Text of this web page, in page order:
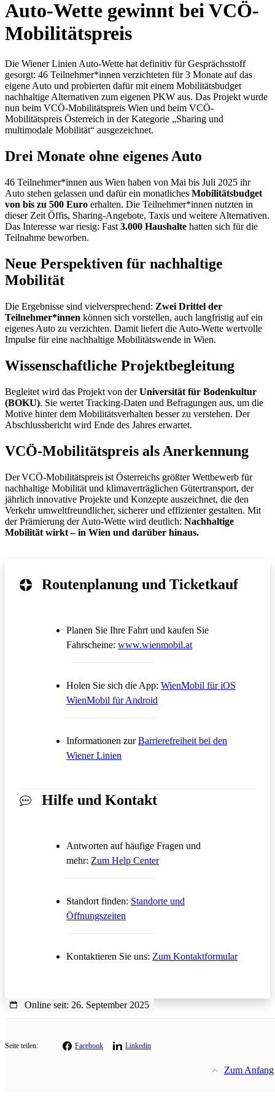
Auto-Wette gewinnt bei VCÖ-
Mobilitätspreis
Die Wiener Linien Auto-Wette hat definitiv für Gesprächsstoff
gesorgt: 46 Teilnehmer*innen verzichteten für 3 Monate auf das
eigene Auto und probierten dafür mit einem Mobilitätsbudget
nachhaltige Alternativen zum eigenen PKW aus. Das Projekt wurde
nun beim VCÖ-Mobilitätspreis Wien und beim VCÖ-
Mobilitätspreis Österreich in der Kategorie „Sharing und
multimodale Mobilität“ ausgezeichnet.
Drei Monate ohne eigenes Auto
46 Teilnehmer*innen aus Wien haben von Mai bis Juli 2025 ihr
Auto stehen gelassen und dafür ein monatliches Mobilitätsbudget
von bis zu 500 Euro erhalten. Die Teilnehmer*innen nutzten in
dieser Zeit Öffis, Sharing-Angebote, Taxis und weitere Alternativen.
Das Interesse war riesig: Fast 3.000 Haushalte hatten sich für die
Teilnahme beworben.
Neue Perspektiven für nachhaltige
Mobilität
Die Ergebnisse sind vielversprechend: Zwei Drittel der
Teilnehmer*innen können sich vorstellen, auch langfristig auf ein
eigenes Auto zu verzichten. Damit liefert die Auto-Wette wertvolle
Impulse für eine nachhaltige Mobilitätswende in Wien.
Wissenschaftliche Projektbegleitung
Begleitet wird das Projekt von derUniversität für Bodenkultur
(BOKU). Sie wertet Tracking-Daten und Befragungen aus, um die
Motive hinter dem Mobilitätsverhalten besser zu verstehen. Der
Abschlussbericht wird Ende des Jahres erwartet.
VCÖ-Mobilitätspreis als Anerkennung
Der VCÖ-Mobilitätspreis ist Österreichs größter Wettbewerb für
nachhaltige Mobilität und klimaverträglichen Gütertransport, der
jährlich innovative Projekte und Konzepte auszeichnet, die den
Verkehr umweltfreundlicher, sicherer und effizienter gestalten. Mit
der Prämierung der Auto-Wette wird deutlich: Nachhaltige
Mobilität wirkt – in Wien und darüber hinaus.
Routenplanung und Ticketkauf
Planen Sie Ihre Fahrt und kaufen Sie
Fahrscheine: www.wienmobil.atÖffnet in einem
Holen Sie sich die App: WienMobil für iOS
WienMobil für Android
Informationen zurBarrierefreiheit bei den
Wiener Linien
Hilfe und Kontakt
Antworten auf häufige Fragen und
mehr: Zum Help CenterÖffnet in einem neuen Tab
Standort finden: Standorte und
Öffnungszeiten
Kontaktieren Sie uns: Zum KontaktformularÖffnet in
Online seit: 26. September 2025
Seite teilen: Facebook Linkedin
Zum Anfang